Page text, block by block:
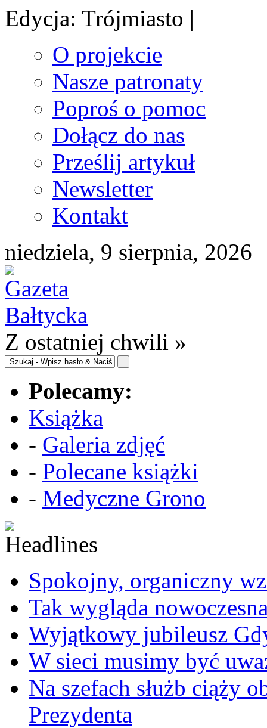
Edycja: Trójmiasto |
O projekcie
Nasze patronaty
Poproś o pomoc
Dołącz do nas
Prześlij artykuł
Newsletter
Kontakt
niedziela, 9 sierpnia, 2026
Z ostatniej chwili »
Polecamy:
Książka
- Galeria zdjęć
- Polecane książki
- Medyczne Grono
Spokojny, organiczny
Tak wygląda
Wyjątkowy jubileusz
W sieci musimy być
Na szefach służb ciąży
Prezydenta